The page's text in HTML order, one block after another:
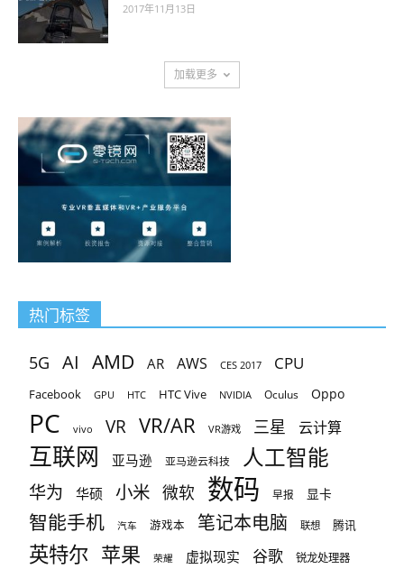
2017年11月13日
加载更多
热门标签
5G AI AMD AR AWS CES 2017 CPU
Facebook GPU HTC HTC Vive NVIDIA Oculus Oppo
PC vivo VR VR/AR VR游戏 三星 云计算
互联网 亚马逊 亚马逊云科技 人工智能
华为 华硕 小米 微软 数码 早报 显卡
智能手机 汽车 游戏本 笔记本电脑 联想 腾讯
英特尔 苹果 荣耀 虚拟现实 谷歌 锐龙处理器